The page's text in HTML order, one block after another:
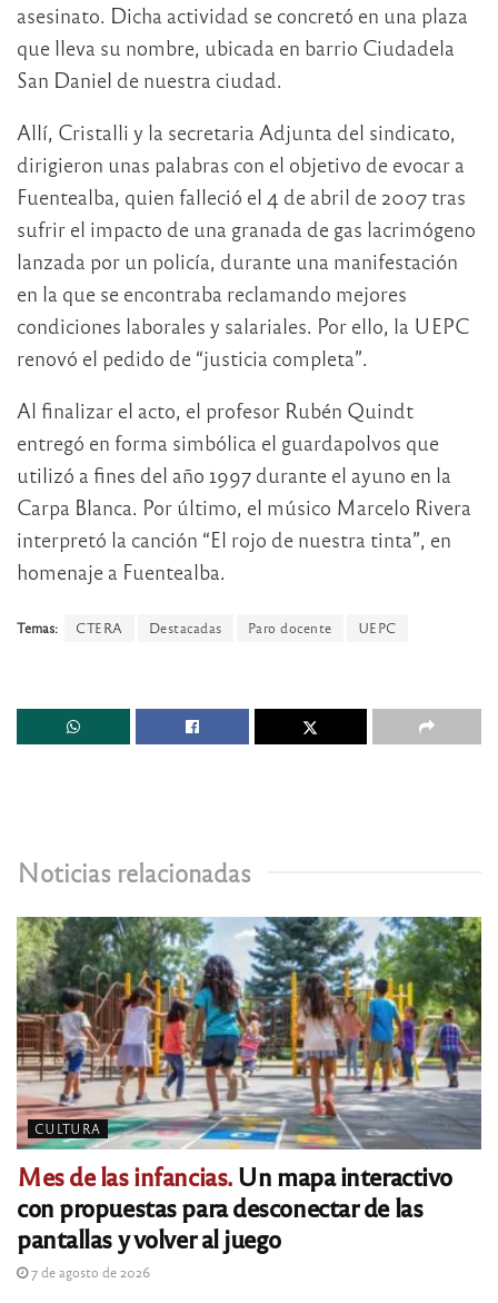
asesinato. Dicha actividad se concretó en una plaza
que lleva su nombre, ubicada en barrio Ciudadela
San Daniel de nuestra ciudad.
Allí, Cristalli y la secretaria Adjunta del sindicato,
dirigieron unas palabras con el objetivo de evocar a
Fuentealba, quien falleció el 4 de abril de 2007 tras
sufrir el impacto de una granada de gas lacrimógeno
lanzada por un policía, durante una manifestación
en la que se encontraba reclamando mejores
condiciones laborales y salariales. Por ello, la UEPC
renovó el pedido de “justicia completa”.
Al finalizar el acto, el profesor Rubén Quindt
entregó en forma simbólica el guardapolvos que
utilizó a fines del año 1997 durante el ayuno en la
Carpa Blanca. Por último, el músico Marcelo Rivera
interpretó la canción “El rojo de nuestra tinta”, en
homenaje a Fuentealba.
Temas: CTERA Destacadas Paro docente UEPC
Noticias relacionadas
CULTURA
Mes de las infancias.Un mapa interactivo
con propuestas para desconectar de las
pantallas y volver al juego
7 de agosto de 2026